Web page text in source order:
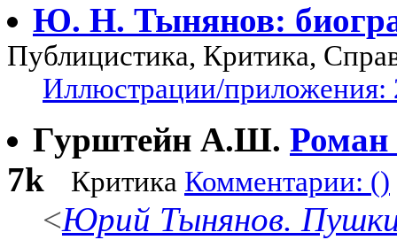
Ю. Н. Тынянов:
Публицистика, Критика,
Иллюстрации/приложения:
Гурштейн А.Ш.
7k
Критика Комментарии: ()
<Юрий Тынянов.